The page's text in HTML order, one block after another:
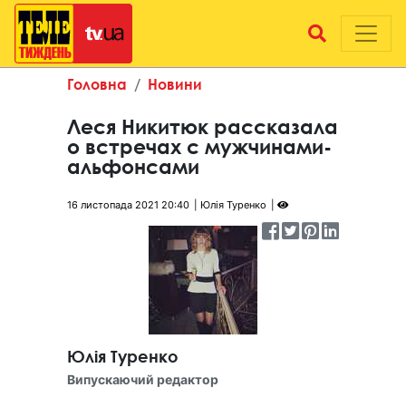
Головна Новини
Леся Никитюк рассказала
о встречах с мужчинами-
альфонсами
16 листопада 2021 20:40 Юлія Туренко
Юлія Туренко
Випускаючий редактор